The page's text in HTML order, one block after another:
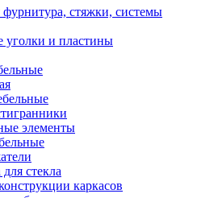
стяжки, системы
уголки и пластины
элементы
стекла
каркасов